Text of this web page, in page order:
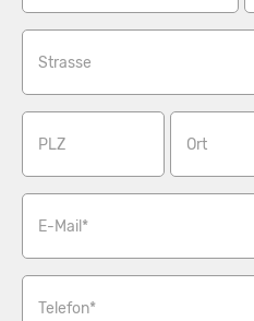
Strasse
PLZ Ort
E-Mail*
Telefon*